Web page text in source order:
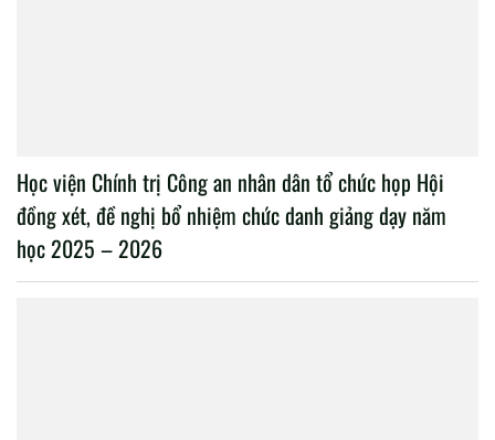
Học viện Chính trị Công an nhân dân tổ chức họp Hội
đồng xét, đề nghị bổ nhiệm chức danh giảng dạy năm
học 2025 – 2026